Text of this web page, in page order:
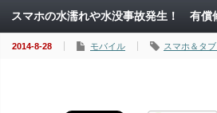
スマホの水濡れや水没事故発生！ 有償
2014-8-28 モバイル スマホ＆タ